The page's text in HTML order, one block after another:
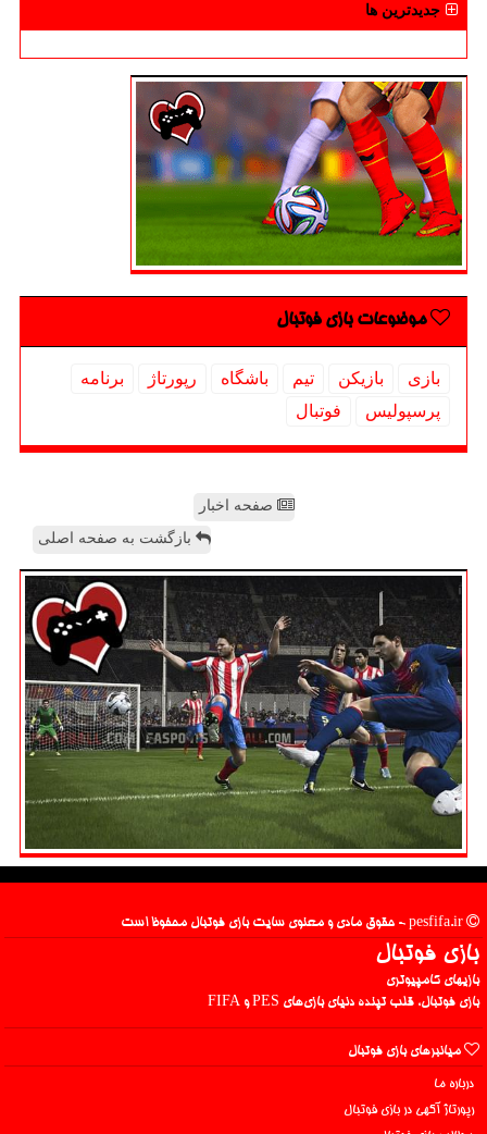
جدیدترین ها
موضوعات بازی فوتبال
بازی بازیكن تیم باشگاه رپورتاژ
برنامه
پرسپولیس
فوتبال
صفحه اخبار
بازگشت به صفحه اصلی
بازی فوتبال
بازیهای کامپیوتری
بازی فوتبال، قلب تپنده دنیای بازی‌های PES و FIFA
میانبرهای بازی فوتبال
درباره ما
رپورتاژ آگهی در بازی فوتبال